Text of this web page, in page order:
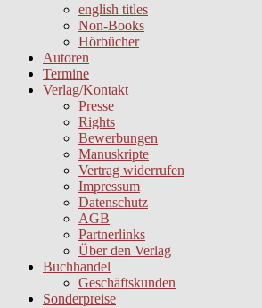
english titles
Non-Books
Hörbücher
Autoren
Termine
Verlag/Kontakt
Presse
Rights
Bewerbungen
Manuskripte
Vertrag widerrufen
Impressum
Datenschutz
AGB
Partnerlinks
Über den Verlag
Buchhandel
Geschäftskunden
Sonderpreise